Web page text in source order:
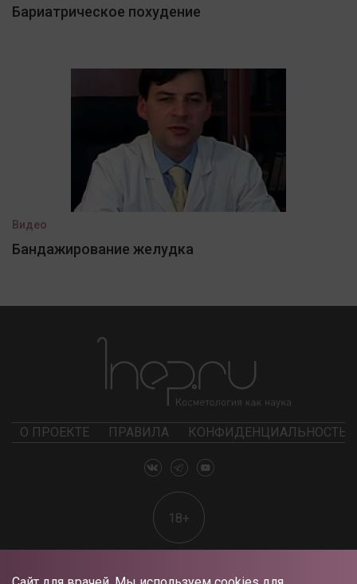
Бариатрическое похудение
Видео
Бандажирование желудка
О ПРОЕКТЕ ПРАВИЛА КОНФИДЕНЦИАЛЬНОСТЬ
18+